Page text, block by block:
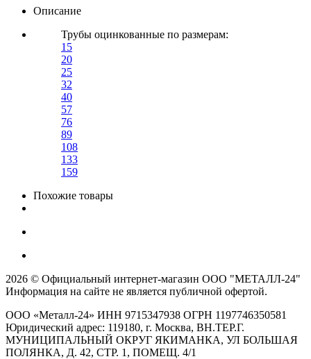
Описание
Трубы оцинкованные по размерам:
15
20
25
32
40
57
76
89
108
133
159
Похожие товары
2026 © Официальный интернет-магазин ООО "МЕТАЛЛ-24"
Информация на сайте не является публичной офертой.
ООО «Металл-24» ИНН 9715347938 ОГРН 1197746350581
Юридический адрес: 119180, г. Москва, ВН.ТЕР.Г.
МУНИЦИПАЛЬНЫЙ ОКРУГ ЯКИМАНКА, УЛ БОЛЬШАЯ
ПОЛЯНКА, Д. 42, СТР. 1, ПОМЕЩ. 4/1